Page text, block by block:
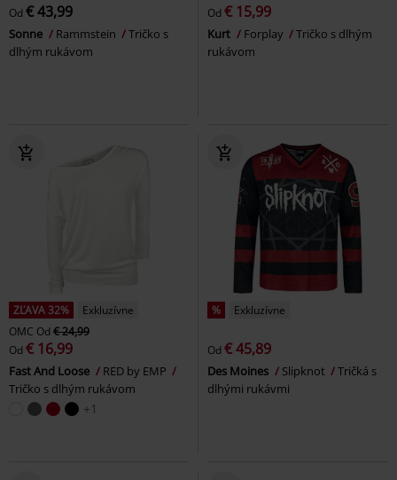
Od € 43,99
Sonne Rammstein
Tričko s
dlhým rukávom
Od € 15,99
Kurt Forplay
Tričko s dlhým
rukávom
ZĽAVA 32%
Exkluzívne
OMC Od € 24,99
Od € 16,99
Fast And Loose
RED by EMP
Tričko s dlhým rukávom
+1
% Exkluzívne
Od € 45,89
Des Moines Slipknot
Tričká s
dlhými rukávmi